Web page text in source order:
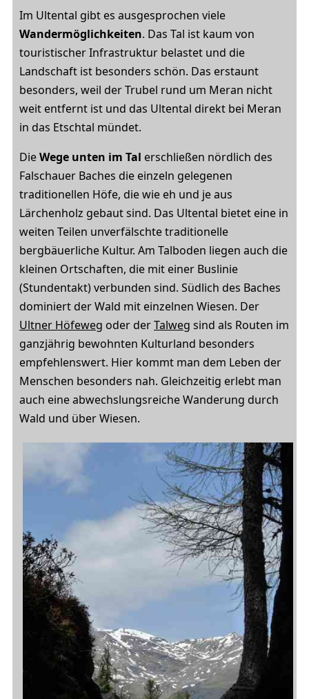
Im Ultental gibt es ausgesprochen viele
Wandermöglichkeiten. Das Tal ist kaum von
touristischer Infrastruktur belastet und die
Landschaft ist besonders schön. Das erstaunt
besonders, weil der Trubel rund um Meran nicht
weit entfernt ist und das Ultental direkt bei Meran
in das Etschtal mündet.
DieWege unten im Tal erschließen nördlich des
Falschauer Baches die einzeln gelegenen
traditionellen Höfe, die wie eh und je aus
Lärchenholz gebaut sind. Das Ultental bietet eine in
weiten Teilen unverfälschte traditionelle
bergbäuerliche Kultur. Am Talboden liegen auch die
kleinen Ortschaften, die mit einer Buslinie
(Stundentakt) verbunden sind. Südlich des Baches
dominiert der Wald mit einzelnen Wiesen. Der
Ultner Höfeweg oder derTalweg sind als Routen im
ganzjährig bewohnten Kulturland besonders
empfehlenswert. Hier kommt man dem Leben der
Menschen besonders nah. Gleichzeitig erlebt man
auch eine abwechslungsreiche Wanderung durch
Wald und über Wiesen.